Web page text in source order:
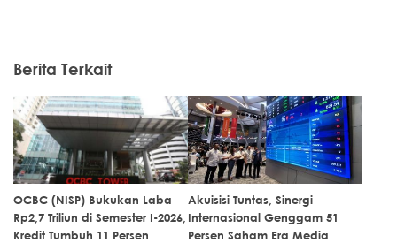
Berita Terkait
OCBC (NISP) Bukukan Laba
Rp2,7 Triliun di Semester I-2026,
Kredit Tumbuh 11 Persen
Akuisisi Tuntas, Sinergi
Internasional Genggam 51
Persen Saham Era Media